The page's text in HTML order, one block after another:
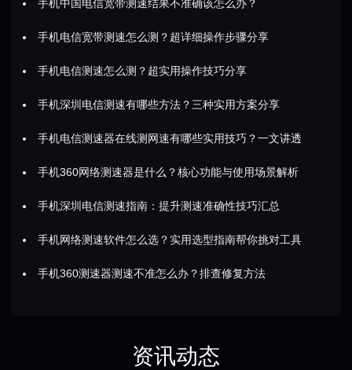
手机中国电信宽带测速结果不准确该怎么办？
手机电信宽带测速怎么测？超详细操作步骤分享
手机电信测速怎么测？超实用操作技巧分享
手机深圳电信测速有哪些方法？三种实用方案分享
手机电信测速器在线测网速有哪些实用技巧？一文讲透
手机360网络测速器是什么？核心功能与使用场景解析
手机深圳电信测速指南：提升测速准确性技巧汇总
手机网络测速软件怎么选？实用选型指南帮你挑对工具
手机360测速器测速不准怎么办？排查修复方法
资讯动态